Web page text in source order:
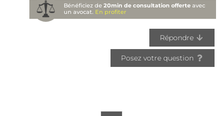
Bénéficiez de20min de consultation offerte avec
un avocat. En profiter
Répondre
Posez votre question